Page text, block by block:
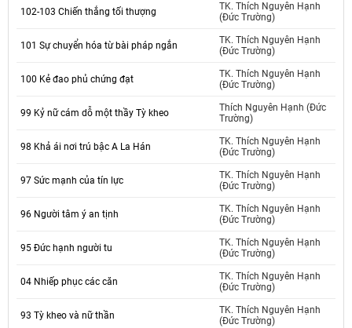
102-103 Chiến thắng tối thượng
TK. Thích Nguyên Hạnh
(Đức Trường)
101 Sự chuyển hóa từ bài pháp ngắn
TK. Thích Nguyên Hạnh
(Đức Trường)
100 Kẻ đao phủ chứng đạt
TK. Thích Nguyên Hạnh
(Đức Trường)
99 Kỷ nữ cám dỗ một thầy Tỳ kheo
Thích Nguyên Hạnh (Đức
Trường)
98 Khả ái nơi trú bậc A La Hán
TK. Thích Nguyên Hạnh
(Đức Trường)
97 Sức mạnh của tín lực
TK. Thích Nguyên Hạnh
(Đức Trường)
96 Người tâm ý an tịnh
TK. Thích Nguyên Hạnh
(Đức Trường)
95 Đức hạnh người tu
TK. Thích Nguyên Hạnh
(Đức Trường)
04 Nhiếp phục các căn
TK. Thích Nguyên Hạnh
(Đức Trường)
93 Tỳ kheo và nữ thần
TK. Thích Nguyên Hạnh
(Đức Trường)